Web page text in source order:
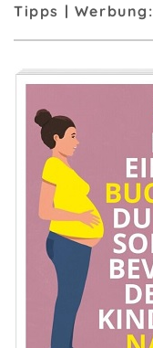
Tipps | Werbung: